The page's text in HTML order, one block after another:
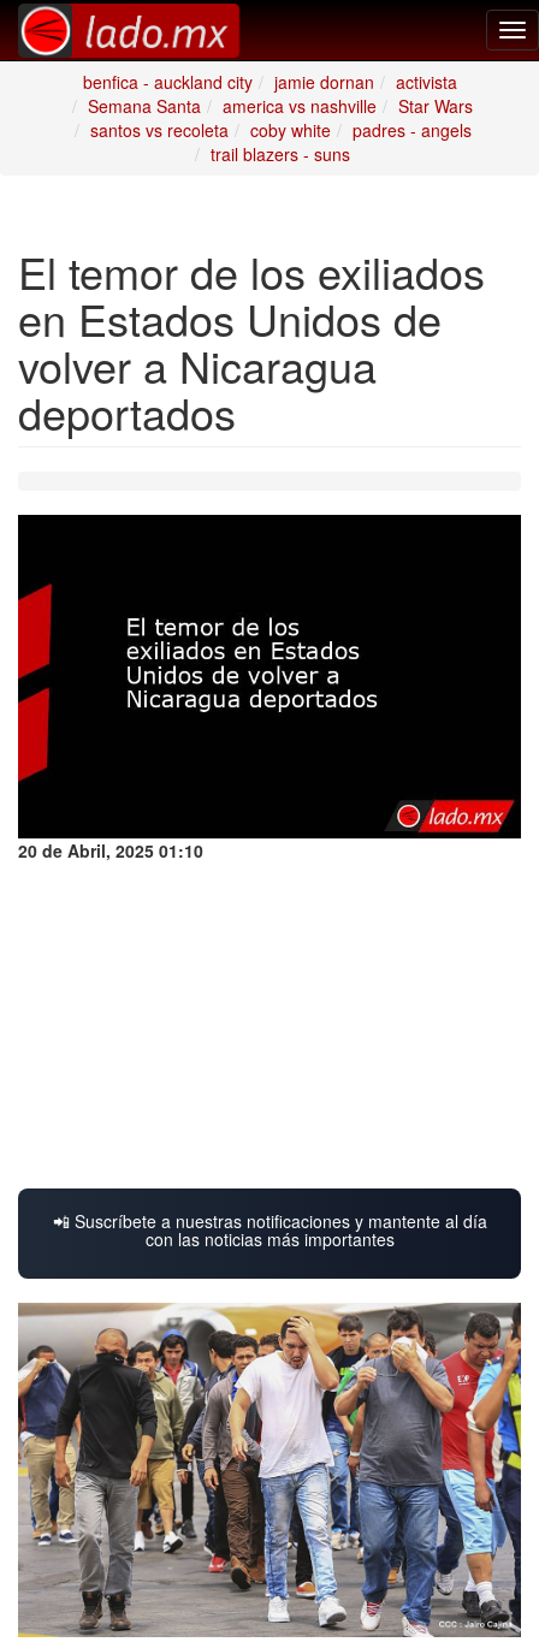
benfica - auckland city
jamie dornan
activista
Semana Santa
america vs nashville
Star Wars
santos vs recoleta
coby white
padres - angels
trail blazers - suns
El temor de los exiliados
en Estados Unidos de
volver a Nicaragua
deportados
20 de Abril, 2025 01:10
📲 Suscríbete a nuestras notificaciones y mantente al día
con las noticias más importantes